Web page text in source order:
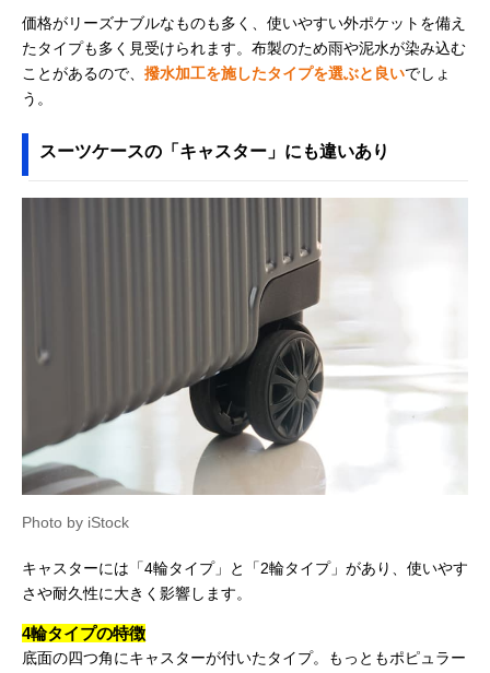
価格がリーズナブルなものも多く、使いやすい外ポケットを備え
たタイプも多く見受けられます。布製のため雨や泥水が染み込む
ことがあるので、 撥水加工を施したタイプを選ぶと良いでしょ
う。
スーツケースの「キャスター」にも違いあり
Photo by iStock
キャスターには「4輪タイプ」と「2輪タイプ」があり、使いやす
さや耐久性に大きく影響します。
4輪タイプの特徴
底面の四つ角にキャスターが付いたタイプ。もっともポピュラー